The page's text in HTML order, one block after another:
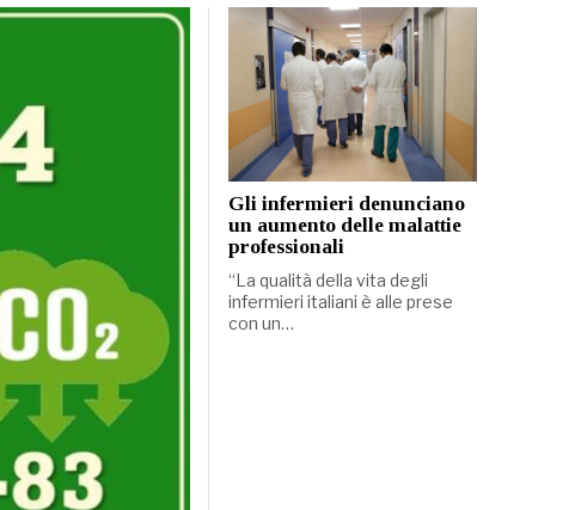
Gli infermieri denunciano
un aumento delle malattie
professionali
“La qualità della vita degli
infermieri italiani è alle prese
con un…